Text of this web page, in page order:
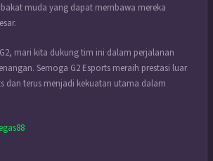
muda yang dapat membawa mereka
mari kita dukung tim ini dalam perjalanan
Semoga G2 Esports meraih prestasi luar
dan terus menjadi kekuatan utama dalam